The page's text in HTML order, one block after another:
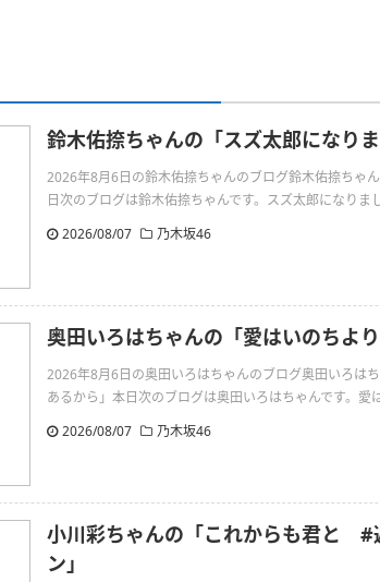
鈴木佑捺ちゃんの「スズ太郎になりま
2026年8月6日の鈴木佑捺ちゃんのブログ鈴木佑捺ちゃ
日次のブログは鈴木佑捺ちゃんです。スズ太郎になりま
2026/08/07
乃木坂46
奥田いろはちゃんの「愛はいのちよ
2026年8月6日の奥田いろはちゃんのブログ奥田いろは
あるから」本日次のブログは奥田いろはちゃんです。愛
2026/08/07
乃木坂46
小川彩ちゃんの「これからも君と #
ン」